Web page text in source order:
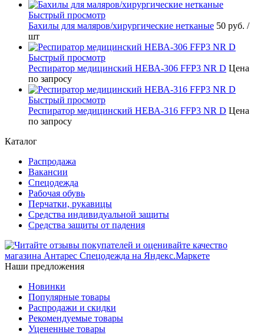
Быстрый просмотр
Бахилы для маляров/хирургические нетканые 50 руб. /
шт
Быстрый просмотр
Респиратор медицинский НЕВА-306 FFP3 NR D Цена
по запросу
Быстрый просмотр
Респиратор медицинский НЕВА-316 FFP3 NR D Цена
по запросу
Каталог
Распродажа
Вакансии
Спецодежда
Рабочая обувь
Перчатки, рукавицы
Средства индивидуальной защиты
Средства защиты от падения
Наши предложения
Новинки
Популярные товары
Распродажи и скидки
Рекомендуемые товары
Уцененные товары